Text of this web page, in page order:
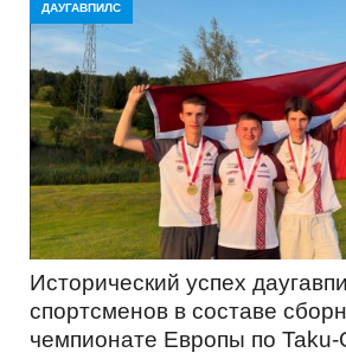
ДАУГАВПИЛС
Исторический успех
спортсменов в составе
чемпионате Европы по Taku-